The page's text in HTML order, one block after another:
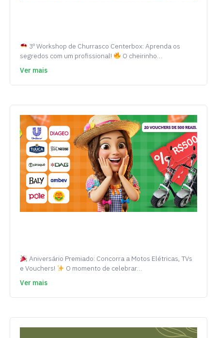
3º Workshop de Churrasco Centerbox: Aprenda os
segredos com um profissional!
O cheirinho…
Ver mais
Aniversário Premiado: Concorra a Motos Elétricas, TVs
e Vouchers!
O momento de celebrar…
Ver mais